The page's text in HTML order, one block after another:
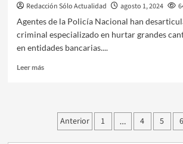
Redacción Sólo Actualidad agosto 1, 2024
Agentes de la Policía Nacional han
criminal especializado en hurtar grandes
en entidades bancarias....
Leer más
Paginación
Anterior 1 … 4 5 6